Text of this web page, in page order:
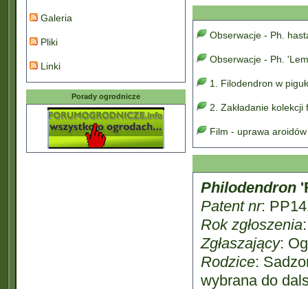
Galeria
Pliki
Linki
Porady ogrodnicze
Obserwacje - Ph.
Obserwacje - Ph.
1. Filodendron w
2. Zakładanie
Film - uprawa
Philodendron
Patent nr:
Rok zgłoszenia
Zgłaszający:
Rodzice:
wybrana do